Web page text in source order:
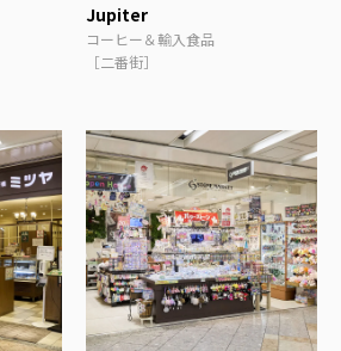
Jupiter
コーヒー＆輸入食品
［二番街］